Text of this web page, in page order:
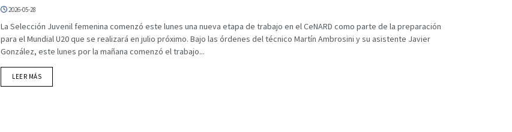
2026-05-28
La Selección Juvenil femenina comenzó este lunes una nueva etapa de trabajo en el CeNARD como parte de la preparación
para el Mundial U20 que se realizará en julio próximo. Bajo las órdenes del técnico Martín Ambrosini y su asistente Javier
González, este lunes por la mañana comenzó el trabajo...
LEER MÁSDETAILS